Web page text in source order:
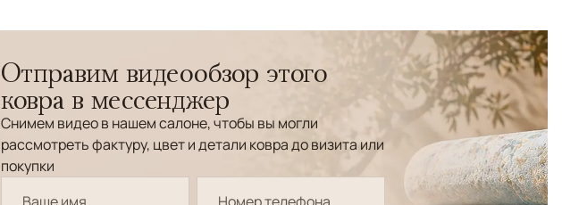
Отправим видеообзор этого
ковра в мессенджер
Снимем видео в нашем салоне, чтобы вы могли
рассмотреть фактуру, цвет и детали ковра до визита или
покупки